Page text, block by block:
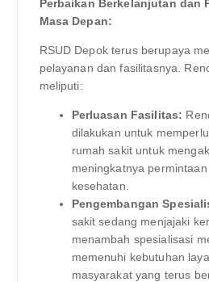
Perbaikan Berkelanjutan dan
Masa Depan:
RSUD Depok terus berupaya
pelayanan dan fasilitasnya.
meliputi:
Perluasan Fasilitas:
dilakukan untuk
rumah sakit untuk
meningkatnya
kesehatan.
Pengembangan
sakit sedang menjajaki
menambah spesialisasi
memenuhi kebutuhan
masyarakat yang terus